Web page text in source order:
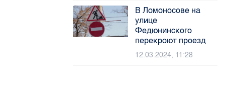
В Ломоносове на
улице
Федюнинского
перекроют проезд
12.03.2024, 11:28